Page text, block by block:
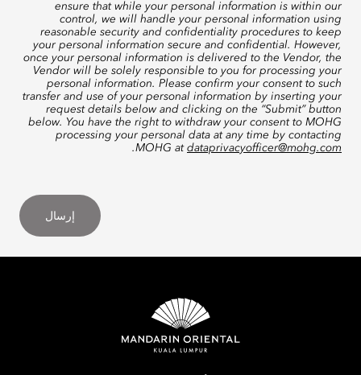
ensure that while your personal information is within our
control, we will handle your personal information using
reasonable security and confidentiality procedures to keep
your personal information secure and confidential. However,
once your personal information is delivered to the Vendor, the
Vendor will be solely responsible to you for processing your
personal information. Please confirm your consent to such
transfer and use of your personal information by inserting your
request details below and clicking on the “Submit” button
below. You have the right to withdraw your consent to MOHG
processing your personal data at any time by contacting
MOHG at dataprivacyofficer@mohg.com
.
إرسال